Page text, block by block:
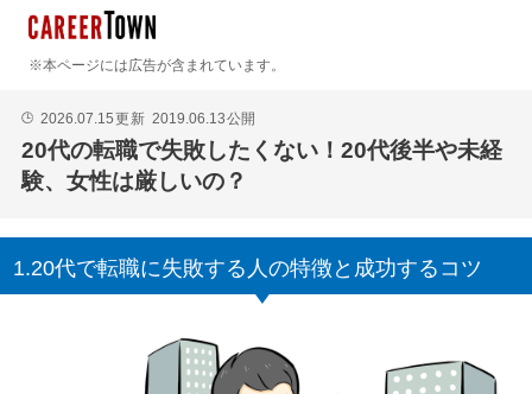
※本ページには広告が含まれています。
🕒 2026.07.15更新 2019.06.13公開
20代の転職で失敗したくない！20代後半や未経
験、女性は厳しいの？
1.20代で転職に失敗する人の特徴と成功するコツ